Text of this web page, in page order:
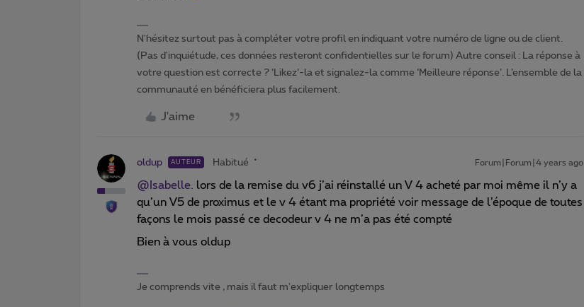
N'hésitez surtout pas à compléter votre profil en indiquant votre numéro de ligne ou de client.
(Pas d'inquiétude, ces données resteront confidentielles sur le forum) Autre conseil : La réponse à
votre question est correcte ? ‘Likez’-la et signalez-la comme ‘Meilleure réponse’. L’ensemble de la
communauté en bénéficiera plus facilement.
J'aime
oldup AUTEUR Habitué Forum|Forum|4 years ago
@Isabelle. lors de la remise du v6 j’ai réinstallé un V 4 acheté par moi même il n’y a
qu’un V5 de proximus et le v 4 étant ma propriété voir message de l’époque de toutes
façons le mois passé ce decodeur v 4 ne m’a pas été compté
Bien à vous oldup
Je comprends vite , mais il faut m'expliquer longtemps